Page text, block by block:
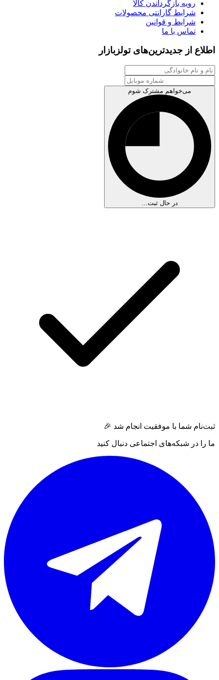
رویه بازگرداندن کالا
شرایط گارانتی محصولات
شرایط و قوانین
تماس با ما
اطلاع از جدیدترین‌های تولزبازار
می‌خواهم مشترک شوم
در حال ثبت...
ثبت‌نام شما با موفقیت انجام شد 🎉
ما را در شبکه‌های اجتماعی دنبال کنید